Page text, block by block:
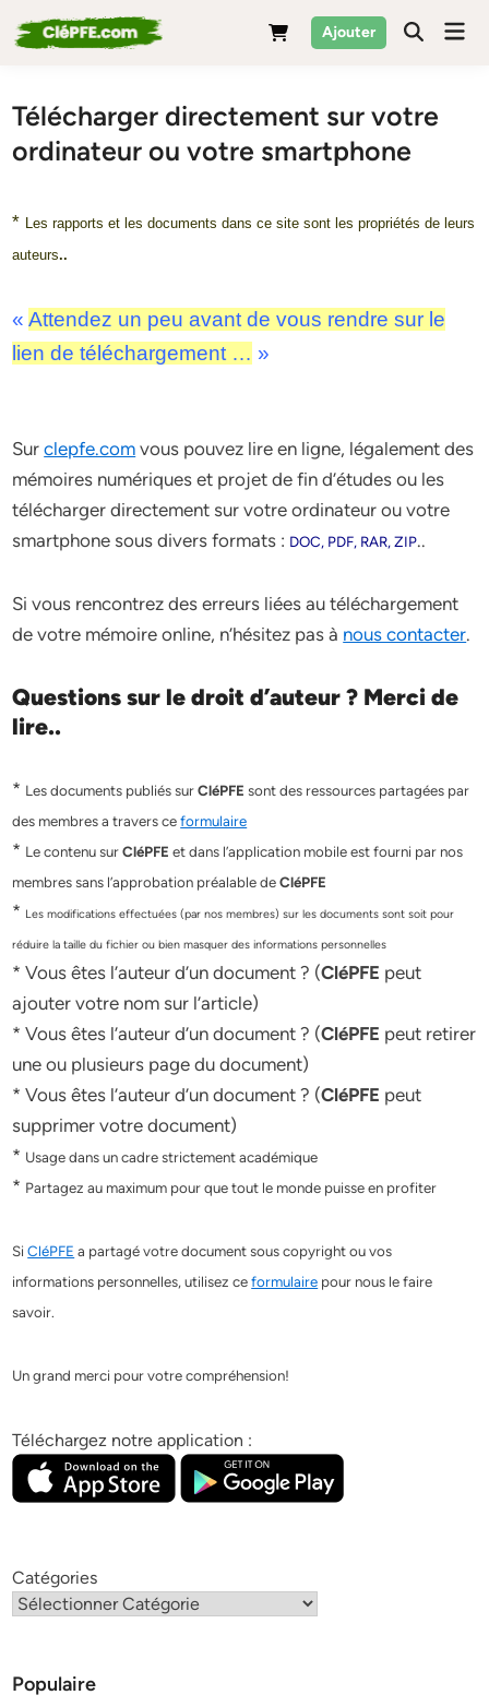
to
Ajouter
Télécharger directement sur votre
ordinateur ou votre smartphone
* Les rapports et les documents dans ce site sont les propriétés de leurs
auteurs..
«Attendez un peu avant de vous rendre sur le
lien de téléchargement … »
Surclepfe.com vous pouvez lire en ligne, légalement des
mémoires numériques et projet de fin d’études ou les
télécharger directement sur votre ordinateur ou votre
smartphone sous divers formats : DOC, PDF, RAR, ZIP..
Si vous rencontrez des erreurs liées au téléchargement
de votre mémoire online, n’hésitez pas à nous contacter.
Questions sur le droit d’auteur ? Merci de
lire..
* Les documents publiés surCléPFE sont des ressources partagées par
des membres a travers ceformulaire
* Le contenu surCléPFE et dans l’application mobile est fourni par nos
membres sans l’approbation préalable deCléPFE
* Les modifications effectuées (par nos membres) sur les documents sont soit pour
réduire la taille du fichier ou bien masquer des informations personnelles
* Vous êtes l’auteur d’un document ? (CléPFE peut
ajouter votre nom sur l’article)
* Vous êtes l’auteur d’un document ? (CléPFE peut retirer
une ou plusieurs page du document)
* Vous êtes l’auteur d’un document ? (CléPFE peut
supprimer votre document)
* Usage dans un cadre strictement académique
* Partagez au maximum pour que tout le monde puisse en profiter
SiCléPFE a partagé votre document sous copyright ou vos
informations personnelles, utilisez ceformulaire pour nous le faire
savoir.
Un grand merci pour votre compréhension!
Téléchargez notre application :
Catégories
Populaire